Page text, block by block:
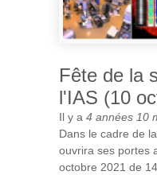
Fête de la
l'IAS (10
Il y a 4 années 10
Dans le cadre de
ouvrira ses portes
octobre 2021 de